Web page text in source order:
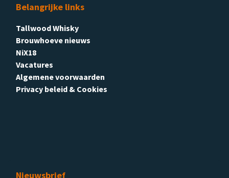
Belangrijke links
Tallwood Whisky
Brouwhoeve nieuws
NiX18
Vacatures
Algemene voorwaarden
Privacy beleid & Cookies
Nieuwsbrief